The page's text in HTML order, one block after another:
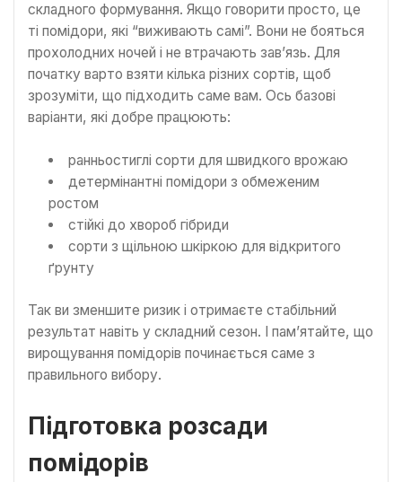
складного формування. Якщо говорити просто, це
ті помідори, які “виживають самі”. Вони не бояться
прохолодних ночей і не втрачають зав’язь. Для
початку варто взяти кілька різних сортів, щоб
зрозуміти, що підходить саме вам. Ось базові
варіанти, які добре працюють:
ранньостиглі сорти для швидкого врожаю
детермінантні помідори з обмеженим
ростом
стійкі до хвороб гібриди
сорти з щільною шкіркою для відкритого
ґрунту
Так ви зменшите ризик і отримаєте стабільний
результат навіть у складний сезон. І пам’ятайте, що
вирощування помідорів починається саме з
правильного вибору.
Підготовка розсади
помідорів